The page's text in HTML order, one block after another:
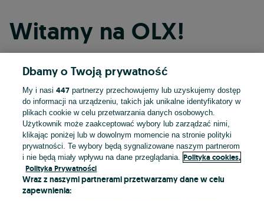
Witamy na OLX!
Kontynuuj przez Facebooka
Kontynuuj przez konto Apple
Kontynuuj przez konto Google
LUB
Dbamy o Twoją prywatność
My i nasi447 partnerzy przechowujemy lub uzyskujemy dostęp
do informacji na urządzeniu, takich jak unikalne identyfikatory w
plikach cookie w celu przetwarzania danych osobowych.
Użytkownik może zaakceptować wybory lub zarządzać nimi,
klikając poniżej lub w dowolnym momencie na stronie polityki
prywatności. Te wybory będą sygnalizowane naszym partnerom
i nie będą miały wpływu na dane przeglądania.
Polityka cookies,
Polityka Prywatności
Wraz z naszymi partnerami przetwarzamy dane w celu
zapewnienia: